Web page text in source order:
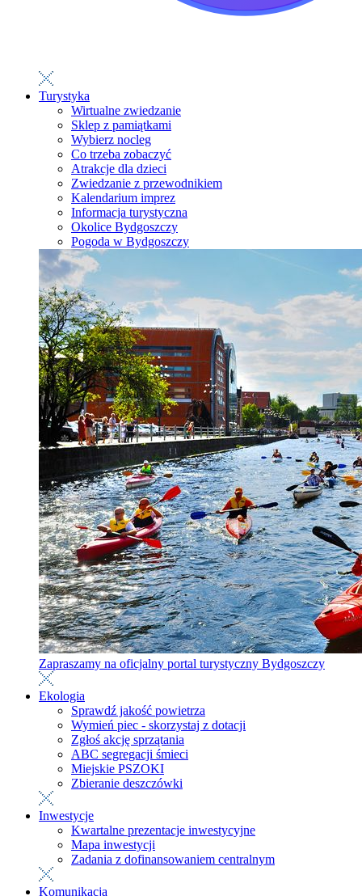
Turystyka
Wirtualne zwiedzanie
Sklep z pamiątkami
Wybierz nocleg
Co trzeba zobaczyć
Atrakcje dla dzieci
Zwiedzanie z przewodnikiem
Kalendarium imprez
Informacja turystyczna
Okolice Bydgoszczy
Pogoda w Bydgoszczy
Zapraszamy na oficjalny portal turystyczny Bydgoszczy
Ekologia
Sprawdź jakość powietrza
Wymień piec - skorzystaj z dotacji
Zgłoś akcję sprzątania
ABC segregacji śmieci
Miejskie PSZOKI
Zbieranie deszczówki
Inwestycje
Kwartalne prezentacje inwestycyjne
Mapa inwestycji
Zadania z dofinansowaniem centralnym
Komunikacja